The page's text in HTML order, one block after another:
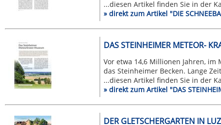
...diesen Artikel finden Sie in der
» direkt zum Artikel "DIE
DAS STEINHEIMER METEOR-
Vor etwa 14,6 Millionen Jahren,
das Steinheimer Becken. Lange
...diesen Artikel finden Sie in der
» direkt zum Artikel "DAS
DER GLETSCHERGARTEN IN